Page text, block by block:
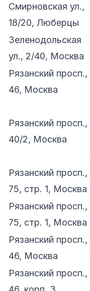
Смирновская ул.,
18/20, Люберцы
Зеленодольская
ул., 2/40, Москва
Рязанский просп.,
46, Москва
Рязанский просп.,
40/2, Москва
Рязанский просп.,
75, стр. 1, Москва
Рязанский просп.,
75, стр. 1, Москва
Рязанский просп.,
46, Москва
Рязанский просп.,